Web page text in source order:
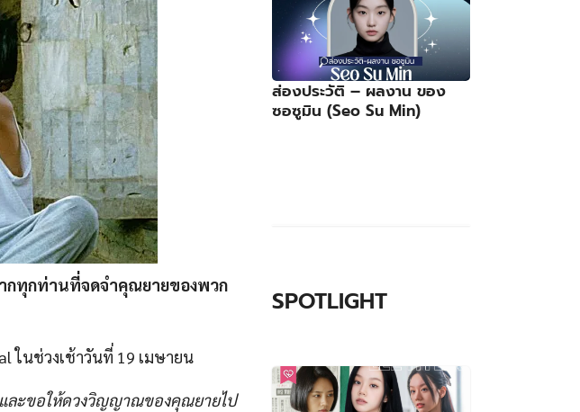
กทุกท่านที่จดจำคุณยายของพวก
ในช่วงเช้าวันที่ 19 เมษายน
ละขอให้ดวงวิญญาณของคุณยายไป
ส่องประวัติ – ผลงาน ของ
ซอซูมิน (Seo Su Min)
SPOTLIGHT